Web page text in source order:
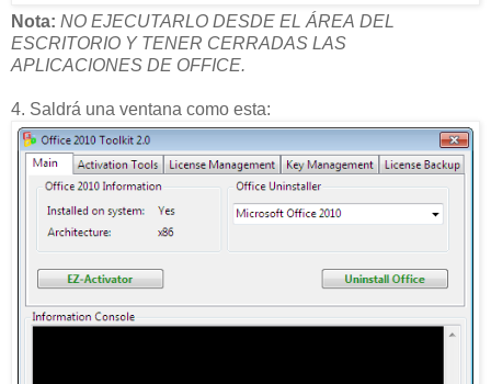
Nota: NO EJECUTARLO DESDE EL ÁREA DEL
ESCRITORIO Y TENER CERRADAS LAS
APLICACIONES DE OFFICE.
4. Saldrá una ventana como esta: